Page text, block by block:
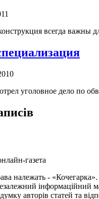
всегда важны
уголовное дело по
газета
належать -
інформаційний
авторів статей та